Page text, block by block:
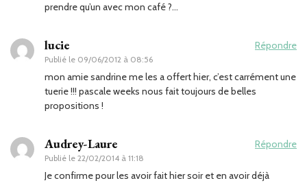
prendre qu’un avec mon café ?…
lucie
Publié le 09/06/2012 à 08:56
Répondre
mon amie sandrine me les a offert hier, c’est carrément une
tuerie !!! pascale weeks nous fait toujours de belles
propositions !
Audrey-Laure
Publié le 22/02/2014 à 11:18
Répondre
Je confirme pour les avoir fait hier soir et en avoir déjà